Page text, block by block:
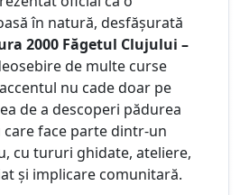
în natură, desfășurată
2000 Făgetul Clujului –
de multe curse
nu cade doar pe
de a descoperi pădurea
face parte dintr-un
cu tururi ghidate, ateliere,
și implicare comunitară.